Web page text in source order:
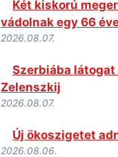
Két kiskorú
vádolnak egy 66
2026.08.07.
Szerbiába
Zelenszkij
2026.08.07.
Új ökoszigetet
2026.08.06.